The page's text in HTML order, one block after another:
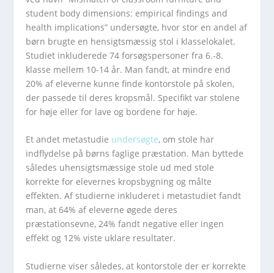
student body dimensions: empirical findings and
health implications” undersøgte, hvor stor en andel af
børn brugte en hensigtsmæssig stol i klasselokalet.
Studiet inkluderede 74 forsøgspersoner fra 6.-8.
klasse mellem 10-14 år. Man fandt, at mindre end
20% af eleverne kunne finde kontorstole på skolen,
der passede til deres kropsmål. Specifikt var stolene
for høje eller for lave og bordene for høje.
Et andet metastudie undersøgte, om stole har
indflydelse på børns faglige præstation. Man byttede
således uhensigtsmæssige stole ud med stole
korrekte for elevernes kropsbygning og målte
effekten. Af studierne inkluderet i metastudiet fandt
man, at 64% af eleverne øgede deres
præstationsevne, 24% fandt negative eller ingen
effekt og 12% viste uklare resultater.
Studierne viser således, at kontorstole der er korrekte